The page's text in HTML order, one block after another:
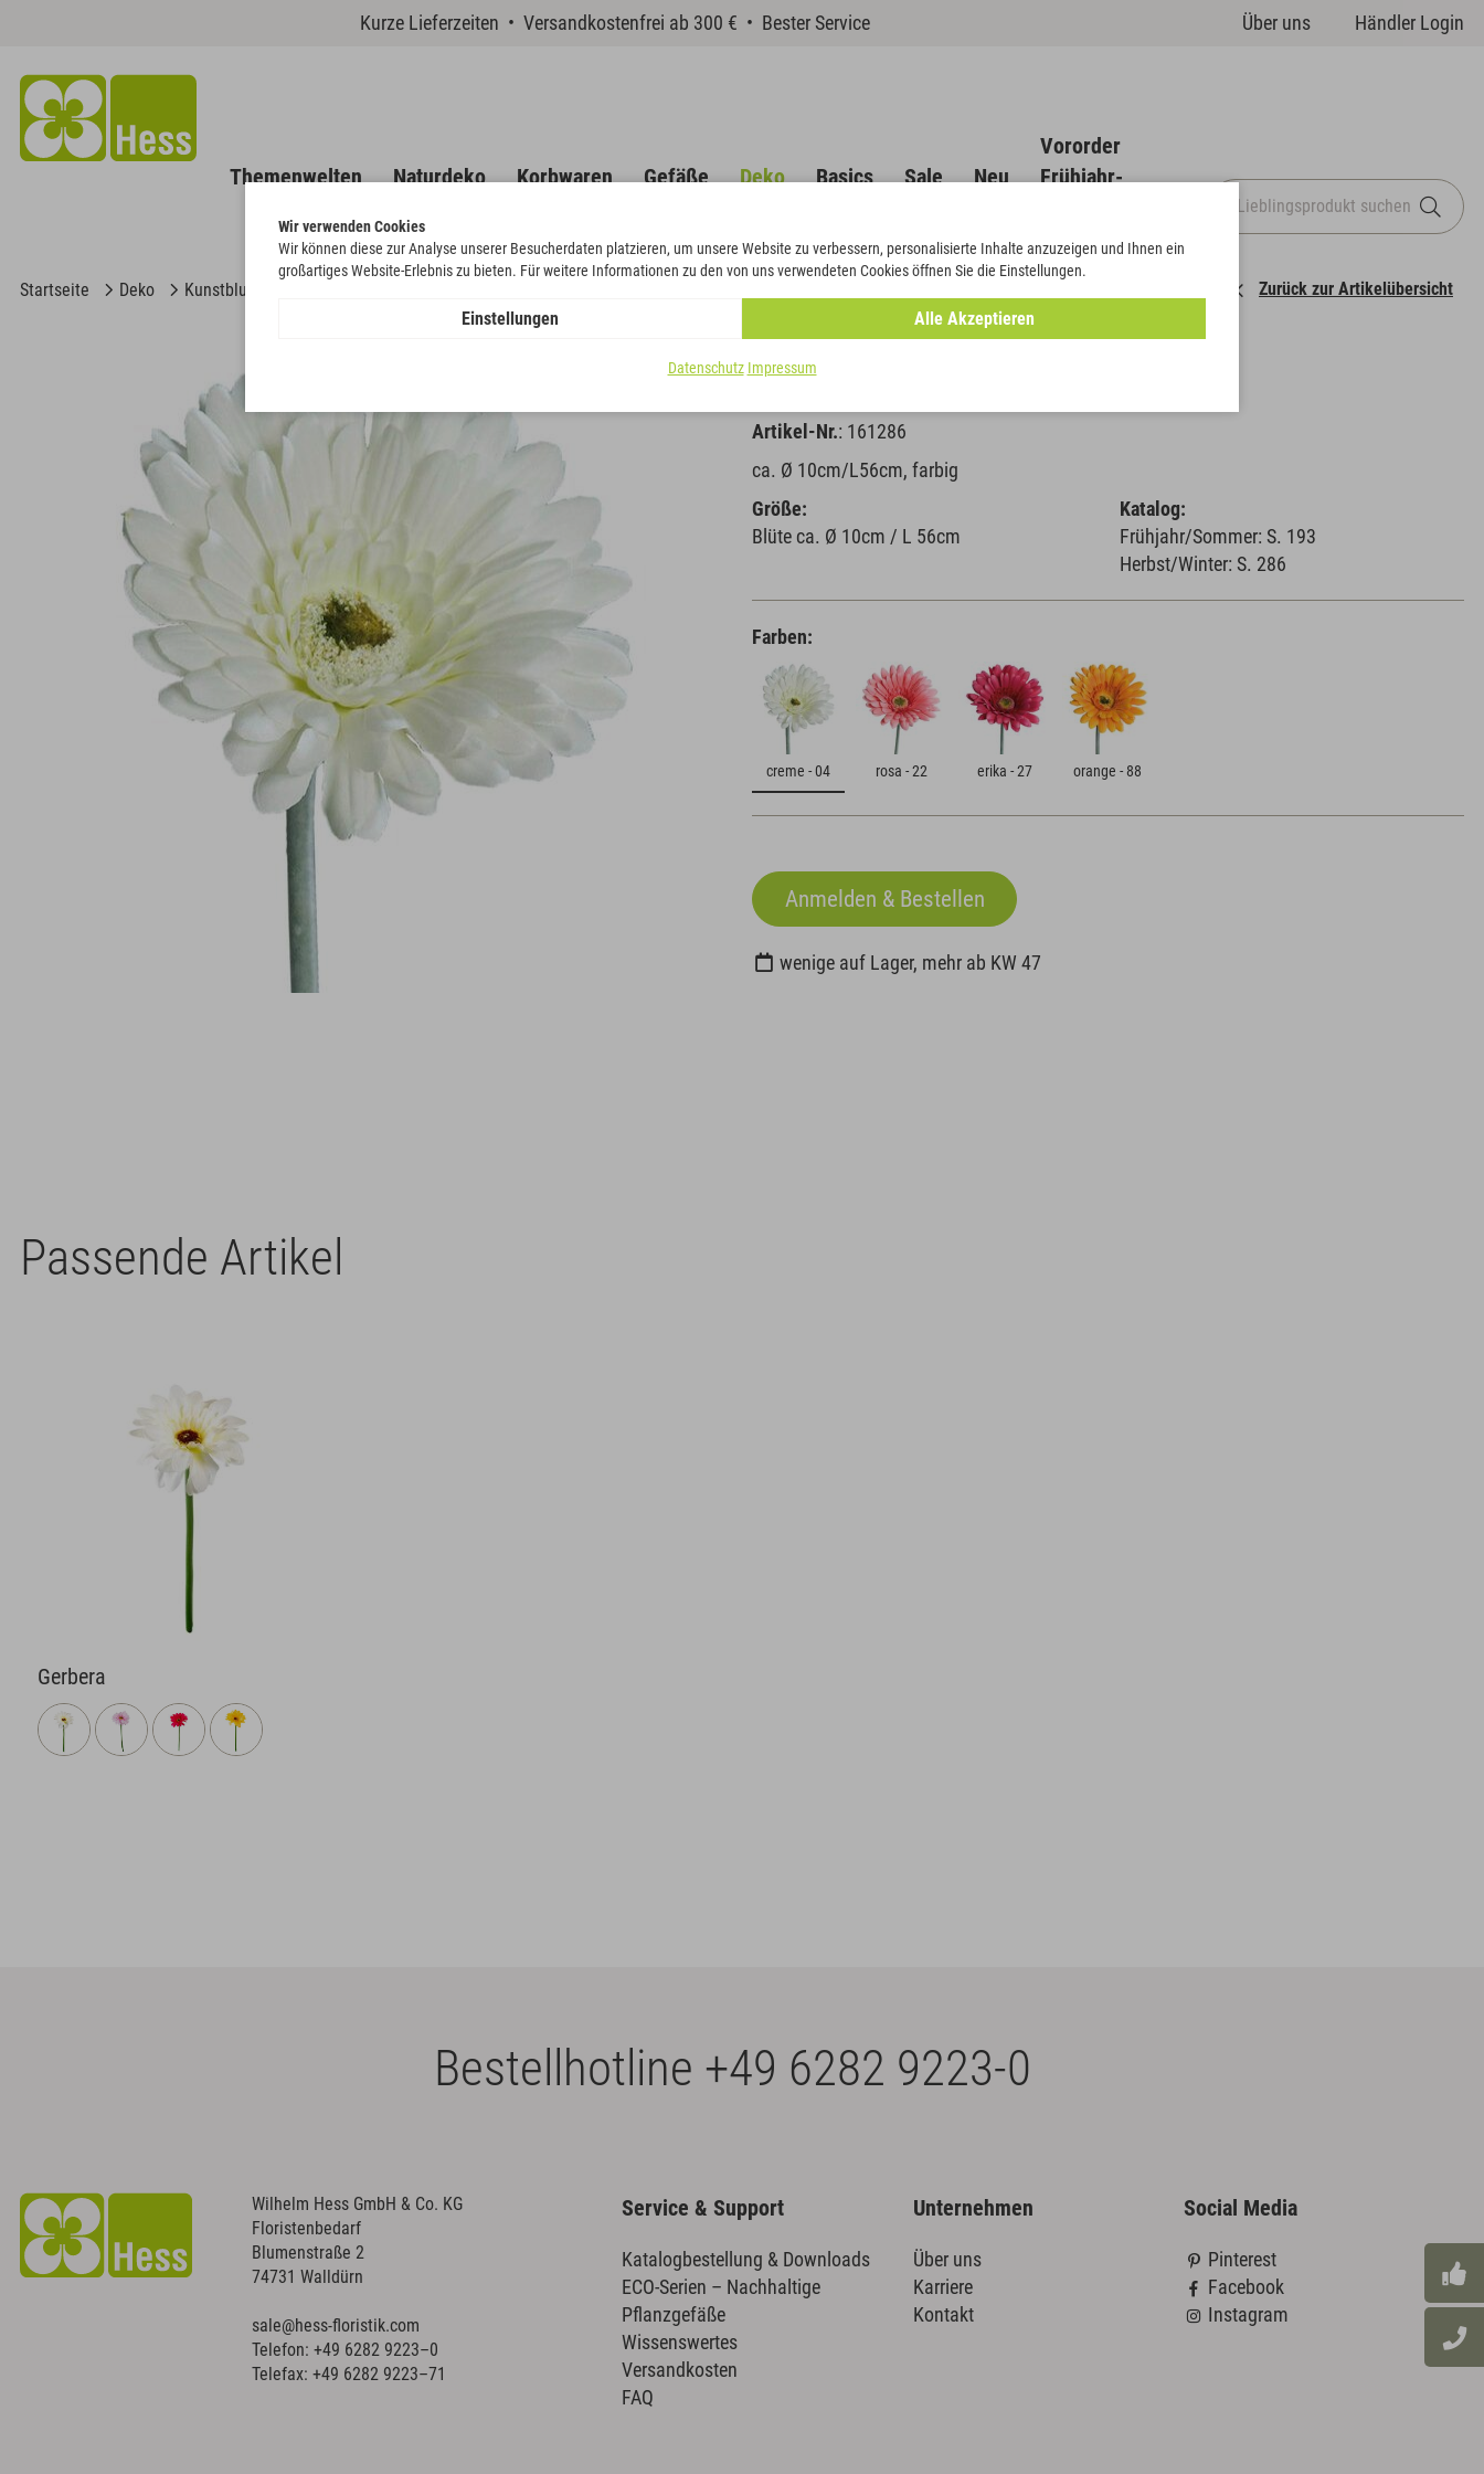
Kurze Lieferzeiten • Versandkostenfrei ab 300 € • Bester Service Über uns Händler Login
Themenwelten Naturdeko Korbwaren Gefäße Deko Basics Sale Neu
Vororder
Frühjahr-
Startseite Deko Kunstblumen Zurück zur Artikelübersicht
Gerbera
Artikel-Nr.: 161286
ca. Ø 10cm/L56cm, farbig
Größe:
Blüte ca. Ø 10cm / L 56cm
Katalog:
Frühjahr/Sommer: S. 193
Herbst/Winter: S. 286
Farben:
creme - 04 rosa - 22 erika - 27 orange - 88
wenige auf Lager, mehr ab KW 47
Passende Artikel
Gerbera
Bestellhotline +49 6282 9223-0
Wilhelm Hess GmbH & Co. KG
Floristenbedarf
Blumenstraße 2
74731 Walldürn
sale@hess-floristik.com
Telefon: +49 6282 9223–0
Telefax: +49 6282 9223–71
Service & Support
Katalogbestellung & Downloads
ECO-Serien – Nachhaltige
Pflanzgefäße
Wissenswertes
Versandkosten
FAQ
Unternehmen
Über uns
Karriere
Kontakt
Social Media
Pinterest
Facebook
Instagram
Wir verwenden Cookies
Wir können diese zur Analyse unserer Besucherdaten platzieren, um unsere Website zu verbessern, personalisierte Inhalte anzuzeigen und Ihnen ein
großartiges Website-Erlebnis zu bieten. Für weitere Informationen zu den von uns verwendeten Cookies öffnen Sie die Einstellungen.
Einstellungen Alle Akzeptieren
Datenschutz Impressum